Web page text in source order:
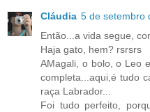
Cláudia 5 de setembro
Então...a vida segue,
Haja gato, hem? rsrsrs
AMagali, o bolo, o Leo
completa...aqui,é tudo
raça Labrador...
Foi tudo perfeito,